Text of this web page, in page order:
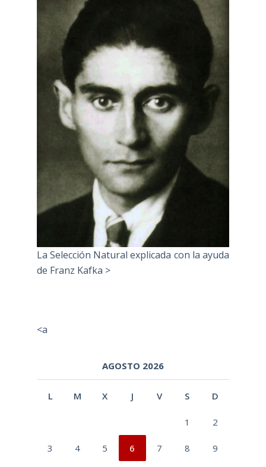
La Selección Natural explicada con la ayuda
de Franz Kafka >
<a
AGOSTO 2026
L M X J V S D
1 2
3 4 5 6 7 8 9